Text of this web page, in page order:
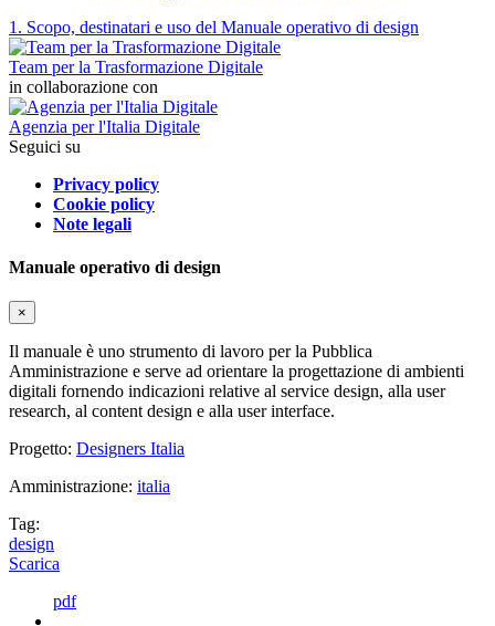
1. Scopo, destinatari e uso del Manuale operativo di design
Team per la Trasformazione Digitale
in collaborazione con
Agenzia per l'Italia Digitale
Seguici su
Privacy policy
Cookie policy
Note legali
Manuale operativo di design
×
Il manuale è uno strumento di lavoro per la Pubblica
Amministrazione e serve ad orientare la progettazione di ambienti
digitali fornendo indicazioni relative al service design, alla user
research, al content design e alla user interface.
Progetto: Designers Italia
Amministrazione: italia
Tag:
design
Scarica
pdf